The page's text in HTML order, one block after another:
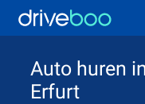
Auto huren in
Erfurt